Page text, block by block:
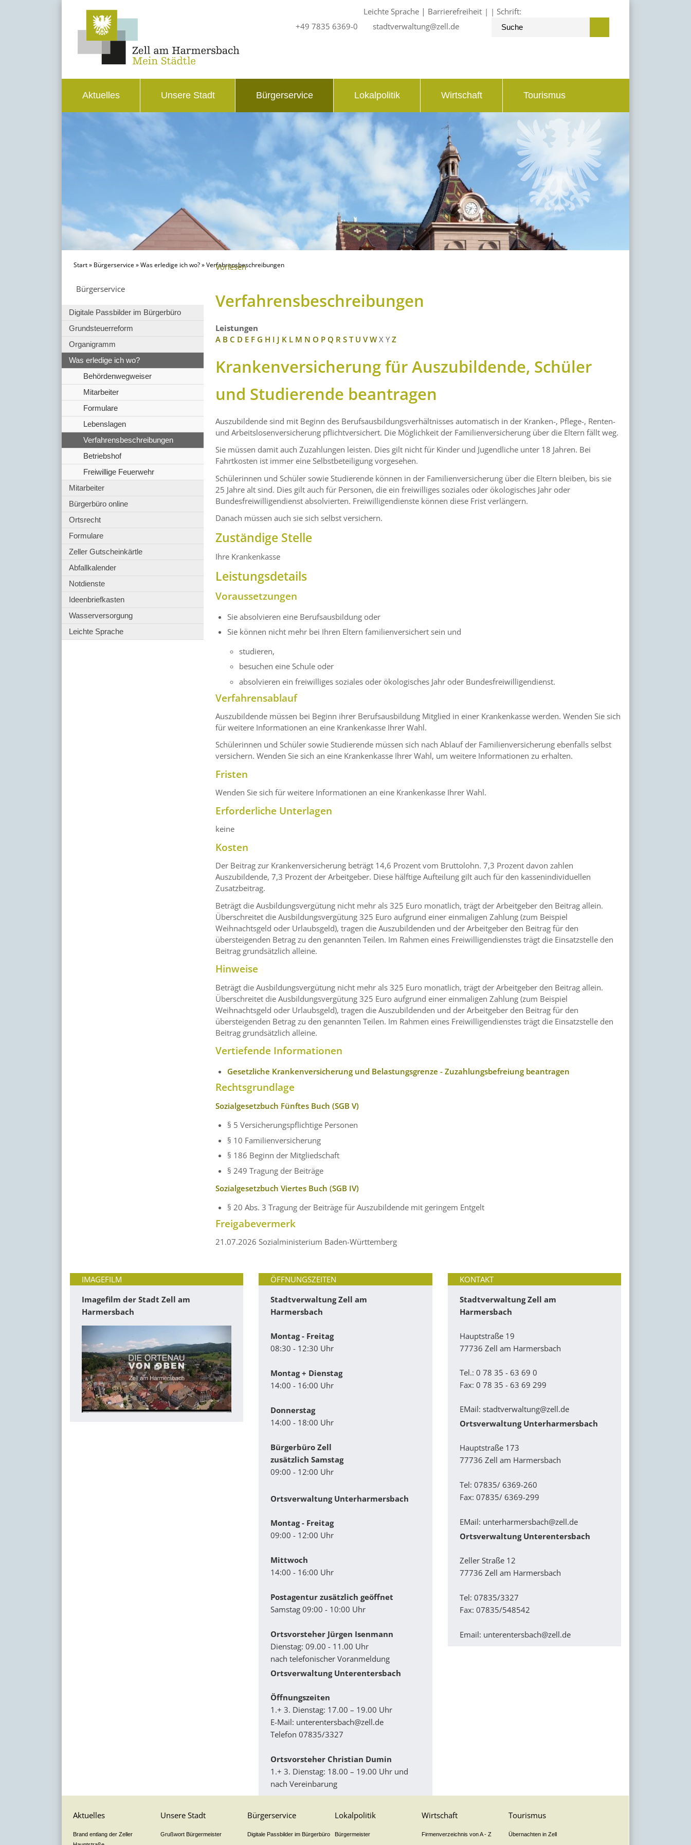
+49 7835 6369-0 stadtverwaltung@zell.de
Leichte Sprache| Barrierefreiheit Schrift:
Aktuelles Unsere Stadt Bürgerservice Lokalpolitik Wirtschaft Tourismus
Start» Bürgerservice»Was erledige ich wo?»Verfahrensbeschreibungen
Bürgerservice
Digitale Passbilder im Bürgerbüro
Grundsteuerreform
Organigramm
Was erledige ich wo?
Behördenwegweiser
Mitarbeiter
Formulare
Lebenslagen
Verfahrensbeschreibungen
Betriebshof
Freiwillige Feuerwehr
Mitarbeiter
Bürgerbüro online
Ortsrecht
Formulare
Zeller Gutscheinkärtle
Abfallkalender
Notdienste
Ideenbriefkasten
Wasserversorgung
Leichte Sprache
Vorlesen
Verfahrensbeschreibungen
Leistungen
A B C D E F G H I J K L M N O P Q R S T U V W X Y Z
Krankenversicherung für Auszubildende, Schüler
und Studierende beantragen
Auszubildende sind mit Beginn des Berufsausbildungsverhältnisses automatisch in der Kranken-, Pflege-, Renten-
und Arbeitslosenversicherung pflichtversichert. Die Möglichkeit der Familienversicherung über die Eltern fällt weg.
Sie müssen damit auch Zuzahlungen leisten. Dies gilt nicht für Kinder und Jugendliche unter 18 Jahren. Bei
Fahrtkosten ist immer eine Selbstbeteiligung vorgesehen.
Schülerinnen und Schüler sowie Studierende können in der Familienversicherung über die Eltern bleiben, bis sie
25 Jahre alt sind. Dies gilt auch für Personen, die ein freiwilliges soziales oder ökologisches Jahr oder
Bundesfreiwilligendienst absolvierten. Freiwilligendienste können diese Frist verlängern.
Danach müssen auch sie sich selbst versichern.
Zuständige Stelle
Ihre Krankenkasse
Leistungsdetails
Voraussetzungen
Sie absolvieren eine Berufsausbildung oder
Sie können nicht mehr bei Ihren Eltern familienversichert sein und
studieren,
besuchen eine Schule oder
absolvieren ein freiwilliges soziales oder ökologisches Jahr oder Bundesfreiwilligendienst.
Verfahrensablauf
Auszubildende müssen bei Beginn ihrer Berufsausbildung Mitglied in einer Krankenkasse werden. Wenden Sie sich
für weitere Informationen an eine Krankenkasse Ihrer Wahl.
Schülerinnen und Schüler sowie Studierende müssen sich nach Ablauf der Familienversicherung ebenfalls selbst
versichern. Wenden Sie sich an eine Krankenkasse Ihrer Wahl, um weitere Informationen zu erhalten.
Fristen
Wenden Sie sich für weitere Informationen an eine Krankenkasse Ihrer Wahl.
Erforderliche Unterlagen
keine
Kosten
Der Beitrag zur Krankenversicherung beträgt 14,6 Prozent vom Bruttolohn. 7,3 Prozent davon zahlen
Auszubildende, 7,3 Prozent der Arbeitgeber. Diese hälftige Aufteilung gilt auch für den kassenindividuellen
Zusatzbeitrag.
Beträgt die Ausbildungsvergütung nicht mehr als 325 Euro monatlich, trägt der Arbeitgeber den Beitrag allein.
Überschreitet die Ausbildungsvergütung 325 Euro aufgrund einer einmaligen Zahlung (zum Beispiel
Weihnachtsgeld oder Urlaubsgeld), tragen die Auszubildenden und der Arbeitgeber den Beitrag für den
übersteigenden Betrag zu den genannten Teilen. Im Rahmen eines Freiwilligendienstes trägt die Einsatzstelle den
Beitrag grundsätzlich alleine.
Hinweise
Beträgt die Ausbildungsvergütung nicht mehr als 325 Euro monatlich, trägt der Arbeitgeber den Beitrag allein.
Überschreitet die Ausbildungsvergütung 325 Euro aufgrund einer einmaligen Zahlung (zum Beispiel
Weihnachtsgeld oder Urlaubsgeld), tragen die Auszubildenden und der Arbeitgeber den Beitrag für den
übersteigenden Betrag zu den genannten Teilen. Im Rahmen eines Freiwilligendienstes trägt die Einsatzstelle den
Beitrag grundsätzlich alleine.
Vertiefende Informationen
Gesetzliche Krankenversicherung und Belastungsgrenze - Zuzahlungsbefreiung beantragen
Rechtsgrundlage
Sozialgesetzbuch Fünftes Buch (SGB V)
§ 5 Versicherungspflichtige Personen
§ 10 Familienversicherung
§ 186 Beginn der Mitgliedschaft
§ 249 Tragung der Beiträge
Sozialgesetzbuch Viertes Buch (SGB IV)
§ 20 Abs. 3 Tragung der Beiträge für Auszubildende mit geringem Entgelt
Freigabevermerk
21.07.2026 Sozialministerium Baden-Württemberg
IMAGEFILM
Imagefilm der Stadt Zell am
Harmersbach
ÖFFNUNGSZEITEN
Stadtverwaltung Zell am
Harmersbach
Montag - Freitag
08:30 - 12:30 Uhr
Montag + Dienstag
14:00 - 16:00 Uhr
Donnerstag
14:00 - 18:00 Uhr
Bürgerbüro Zell
zusätzlich Samstag
09:00 - 12:00 Uhr
Ortsverwaltung Unterharmersbach
Montag - Freitag
09:00 - 12:00 Uhr
Mittwoch
14:00 - 16:00 Uhr
Postagentur zusätzlich geöffnet
Samstag 09:00 - 10:00 Uhr
Ortsvorsteher Jürgen Isenmann
Dienstag: 09.00 - 11.00 Uhr
nach telefonischer Voranmeldung
Ortsverwaltung Unterentersbach
Ö­ffnungszeiten
1.+ 3. Dienstag: 17.00 – 19.00 Uhr
E-Mail: unterentersbach@zell.de
Telefon 07835/3327
Ortsvorsteher Christian Dumin
1.+ 3. Dienstag: 18.00 – 19.00 Uhr und
nach Vereinbarung
KONTAKT
Stadtverwaltung Zell am
Harmersbach
Hauptstraße 19
77736 Zell am Harmersbach
Tel.: 0 78 35 - 63 69 0
Fax: 0 78 35 - 63 69 299
EMail:stadtverwaltung@zell.de
Ortsverwaltung Unterharmersbach
Hauptstraße 173
77736 Zell am Harmersbach
Tel: 07835/ 6369-260
Fax: 07835/ 6369-299
EMail: unterharmersbach@zell.de
Ortsverwaltung Unterentersbach
Zeller Straße 12
77736 Zell am Harmersbach
Tel: 07835/3327
Fax: 07835/548542
Email: unterentersbach@zell.de
Aktuelles
Brand entlang der Zeller
Unsere Stadt
Grußwort Bürgermeister
Bürgerservice
Digitale Passbilder im Bürgerbüro
Lokalpolitik
Bürgermeister
Wirtschaft
Firmenverzeichnis von A - Z
Tourismus
Übernachten in Zell